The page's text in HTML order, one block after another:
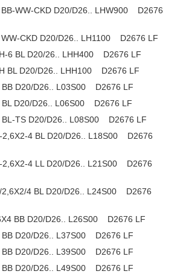
BB-WW-CKD D20/D26.. LHW900 D2676
WW-CKD D20/D26.. LH1100 D2676 LF
6 BL D20/26.. LHH400 D2676 LF
BL D20/D26.. LHH100 D2676 LF
BB D20/D26.. L03S00 D2676 LF
BL D20/D26.. L06S00 D2676 LF
BL-TS D20/D26.. L08S00 D2676 LF
2,6X2-4 BL D20/D26.. L18S00 D2676
2,6X2-4 LL D20/D26.. L21S00 D2676
2,6X2/4 BL D20/D26.. L24S00 D2676
BB D20/D26.. L26S00 D2676 LF
BB D20/D26.. L37S00 D2676 LF
BB D20/D26.. L39S00 D2676 LF
BB D20/D26.. L49S00 D2676 LF